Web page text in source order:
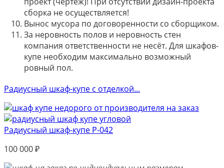
сборка не осуществляется!
Вынос мусора по договоренности со сборщиком.
За неровность полов и неровность стен
компания ответственности не несёт. Для шкафов-
купе необходим максимально возможный
ровный пол.
Радиусный шкаф-купе с отделкой...
Радиусный шкаф-купе Р-042
100 000₽